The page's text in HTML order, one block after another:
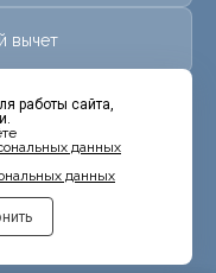
работы сайта,
данных
данных
вычет
«МРТ Лидер»